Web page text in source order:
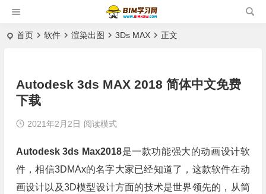
首页 软件 渲染出图 3Ds MAX 正文
Autodesk 3ds MAX 2018 简体中文免费
下载
2021年2月2日 阅读模式
Autodesk 3ds Max2018是一款功能强大的动画设计软
件，相信3DMAx的名字大家已经知道了，这款软件在动
画设计以及3D模型设计方面的技术是世界领先的，从简